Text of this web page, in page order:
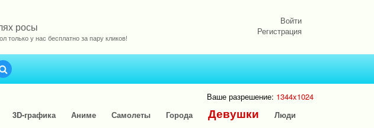
росы
только у нас бесплатно за пару кликов!
Войти
Регистрация
Ваше разрешение: 1344x1024
3D-графика Аниме Самолеты Города Девушки
Люди